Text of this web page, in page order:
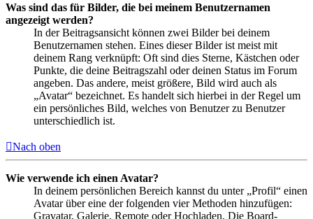
Was sind das für Bilder, die bei meinem Benutzernamen
angezeigt werden?
In der Beitragsansicht können zwei Bilder bei deinem
Benutzernamen stehen. Eines dieser Bilder ist meist mit
deinem Rang verknüpft: Oft sind dies Sterne, Kästchen oder
Punkte, die deine Beitragszahl oder deinen Status im Forum
angeben. Das andere, meist größere, Bild wird auch als
„Avatar“ bezeichnet. Es handelt sich hierbei in der Regel um
ein persönliches Bild, welches von Benutzer zu Benutzer
unterschiedlich ist.
Nach oben
Wie verwende ich einen Avatar?
In deinem persönlichen Bereich kannst du unter „Profil“ einen
Avatar über eine der folgenden vier Methoden hinzufügen:
Gravatar, Galerie, Remote oder Hochladen. Die Board-